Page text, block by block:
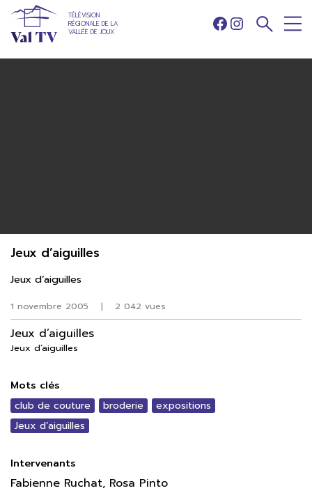
TÉLÉVISION
RÉGIONALE DE LA
VALLÉE DE JOUX
Facebook
Instagram
1 novembre 2005 | 2 042 vues
Jeux d’aiguilles
Jeux d’aiguilles
Mots clés
club de couture broderie
expositions
Jeux d’aiguilles
Intervenants
Fabienne Ruchat, Rosa Pinto
Jeux d’aiguilles
Jeux d’aiguilles